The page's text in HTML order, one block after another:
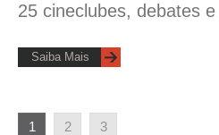
25 cineclubes, debates
Saiba Mais
1 2 3